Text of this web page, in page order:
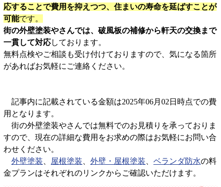
応することで費用を抑えつつ、住まいの寿命を延ばすことが
可能です。
街の外壁塗装やさんでは、破風板の補修から軒天の交換まで
一貫して対応しております。
無料点検やご相談も受け付けておりますので、気になる箇所
があればお気軽にご連絡ください。
記事内に記載されている金額は2025年06月02日時点での費
用となります。
街の外壁塗装やさんでは無料でのお見積りを承っておりま
すので、現在の詳細な費用をお求めの際はお気軽にお問い合
わせください。
外壁塗装
屋根塗装 外壁・屋根塗装 ベランダ防水の料
金プランはそれぞれのリンクからご確認いただけます。